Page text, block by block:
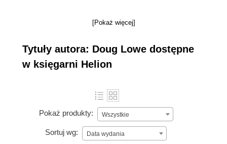
[Pokaż więcej]
Tytuły autora: Doug Lowe dostępne
w księgarni Helion
Pokaż produkty: Wszystkie
Sortuj wg: Data wydania